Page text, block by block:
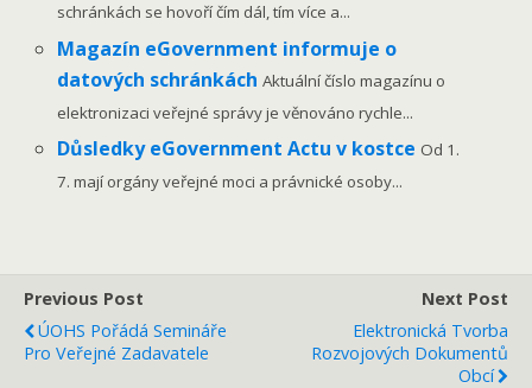
schránkách se hovoří čím dál, tím více a...
Magazín eGovernment informuje o
datových schránkáchAktuální číslo magazínu o
elektronizaci veřejné správy je věnováno rychle...
Důsledky eGovernment Actu v kostce Od 1.
7. mají orgány veřejné moci a právnické osoby...
Previous Post
ÚOHS Pořádá Semináře
Pro Veřejné Zadavatele
Next Post
Elektronická Tvorba
Rozvojových Dokumentů
Obcí